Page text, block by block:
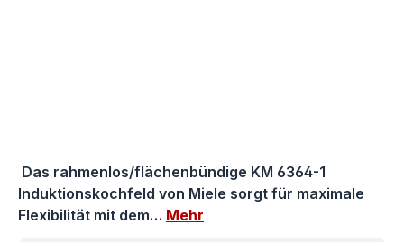
Das rahmenlos/flächenbündige KM 6364-1
Induktionskochfeld von Miele sorgt für maximale
Flexibilität mit dem… Mehr